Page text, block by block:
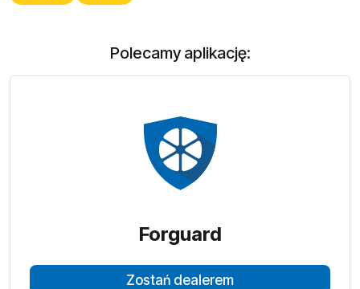
Polecamy aplikację:
Forguard
Zostań dealerem